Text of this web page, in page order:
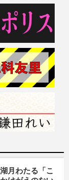
月わたる「こ